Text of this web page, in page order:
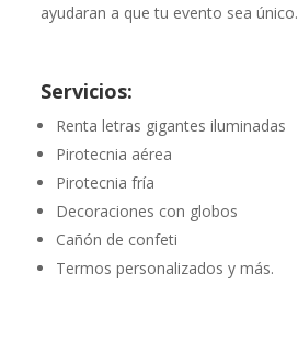
ayudaran a que tu evento sea único.
Servicios:
Renta letras gigantes iluminadas
Pirotecnia aérea
Pirotecnia fría
Decoraciones con globos
Cañón de confeti
Termos personalizados y más.